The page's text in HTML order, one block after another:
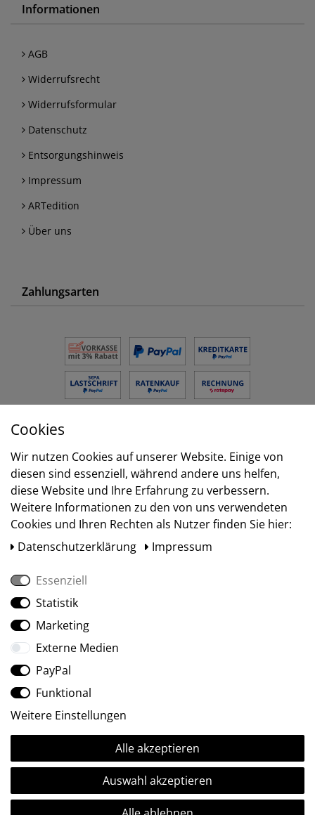
Informationen
AGB
Widerrufsrecht
Widerrufsformular
Datenschutz
Entsorgungshinweis
Impressum
ARTedition
Über uns
Zahlungsarten
Versand
Social Media
Ⓒ2009-2026 ARTland GmbH • Alle Rechte vorbehalten.
Cookies
Wir nutzen Cookies auf unserer Website. Einige von
diesen sind essenziell, während andere uns helfen,
diese Website und Ihre Erfahrung zu verbessern.
Weitere Informationen zu den von uns verwendeten
Cookies und Ihren Rechten als Nutzer finden Sie hier:
Daten­schutz­erklärung
Impressum
Essenziell
Statistik
Marketing
Externe Medien
PayPal
Funktional
Weitere Einstellungen
Alle akzeptieren
Auswahl akzeptieren